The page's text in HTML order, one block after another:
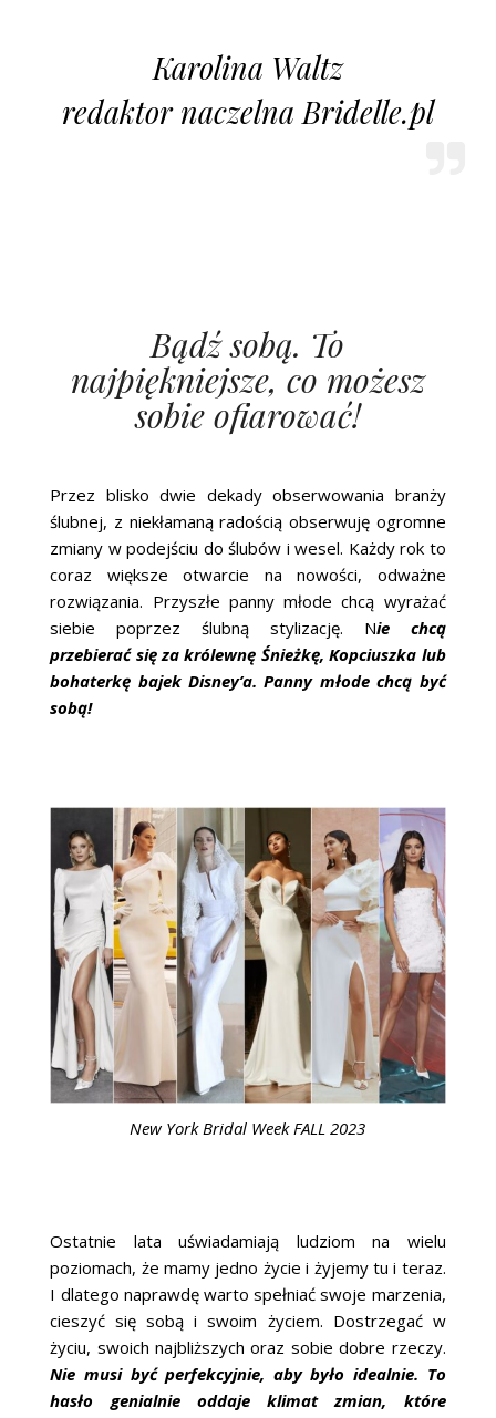
Karolina Waltz
redaktor naczelna Bridelle.pl
Bądź sobą. To
najpiękniejsze, co możesz
sobie ofiarować!
Przez blisko dwie dekady obserwowania branży
ślubnej, z niekłamaną radością obserwuję ogromne
zmiany w podejściu do ślubów i wesel. Każdy rok to
coraz większe otwarcie na nowości, odważne
rozwiązania. Przyszłe panny młode chcą wyrażać
siebie poprzez ślubną stylizację. Nie chcą
przebierać się za królewnę Śnieżkę, Kopciuszka lub
bohaterkę bajek Disney’a. Panny młode chcą być
sobą!
New York Bridal Week FALL 2023
Ostatnie lata uświadamiają ludziom na wielu
poziomach, że mamy jedno życie i żyjemy tu i teraz.
I dlatego naprawdę warto spełniać swoje marzenia,
cieszyć się sobą i swoim życiem. Dostrzegać w
życiu, swoich najbliższych oraz sobie dobre rzeczy.
Nie musi być perfekcyjnie, aby było idealnie. To
hasło genialnie oddaje klimat zmian, które